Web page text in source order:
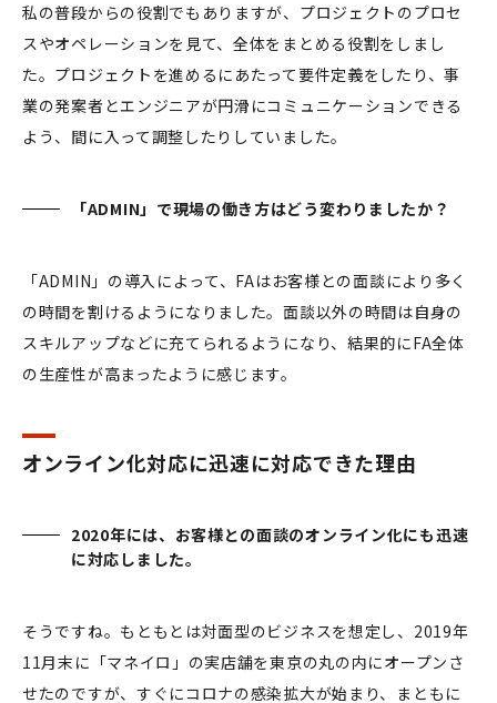
私の普段からの役割でもありますが、プロジェクトのプロセ
スやオペレーションを見て、全体をまとめる役割をしまし
た。プロジェクトを進めるにあたって要件定義をしたり、事
業の発案者とエンジニアが円滑にコミュニケーションできる
よう、間に入って調整したりしていました。
「ADMIN」で現場の働き方はどう変わりましたか？
「ADMIN」の導入によって、FAはお客様との面談により多く
の時間を割けるようになりました。面談以外の時間は自身の
スキルアップなどに充てられるようになり、結果的にFA全体
の生産性が高まったように感じます。
オンライン化対応に迅速に対応できた理由
2020年には、お客様との面談のオンライン化にも迅速
に対応しました。
そうですね。もともとは対面型のビジネスを想定し、2019年
11月末に「マネイロ」の実店舗を東京の丸の内にオープンさ
せたのですが、すぐにコロナの感染拡大が始まり、まともに